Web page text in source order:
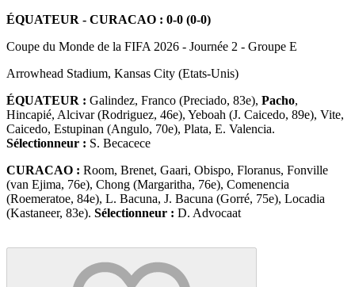
ÉQUATEUR - CURACAO : 0-0 (0-0)
Coupe du Monde de la FIFA 2026 - Journée 2 - Groupe E
Arrowhead Stadium, Kansas City (Etats-Unis)
ÉQUATEUR : Galindez, Franco (Preciado, 83e), Pacho,
Hincapié, Alcivar (Rodriguez, 46e), Yeboah (J. Caicedo, 89e), Vite,
Caicedo, Estupinan (Angulo, 70e), Plata, E. Valencia.
Sélectionneur : S. Becacece
CURACAO : Room, Brenet, Gaari, Obispo, Floranus, Fonville
(van Ejima, 76e), Chong (Margaritha, 76e), Comenencia
(Roemeratoe, 84e), L. Bacuna, J. Bacuna (Gorré, 75e), Locadia
(Kastaneer, 83e). Sélectionneur : D. Advocaat